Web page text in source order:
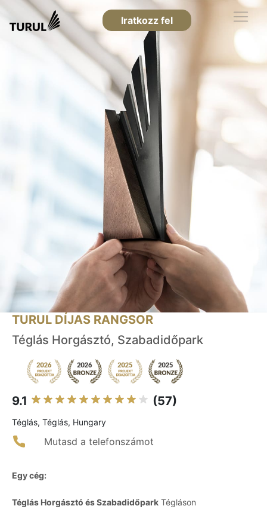
Iratkozz fel
TURUL DÍJAS RANGSOR
Téglás Horgásztó, Szabadidőpark
9.1 (57)
Téglás, Téglás, Hungary
Mutasd a telefonszámot
Egy cég:
Téglás Horgásztó és Szabadidőpark Tégláson